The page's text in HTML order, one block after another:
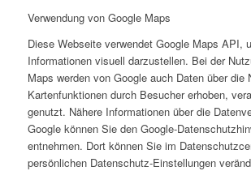
Verwendung von Google Maps
Diese Webseite verwendet Google Maps API,
Informationen visuell darzustellen. Bei der
Maps werden von Google auch Daten über die
Kartenfunktionen durch Besucher erhoben,
genutzt. Nähere Informationen über die
Google können Sie den Google-
entnehmen. Dort können Sie im
persönlichen Datenschutz-Einstellungen